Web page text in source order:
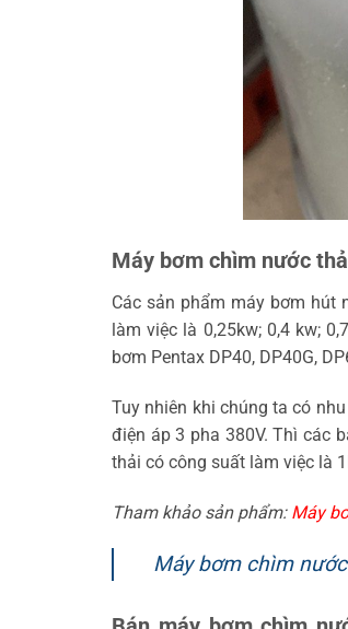
Máy bơm chìm nước
Các sản phẩm máy bơm hút
làm việc là 0,25kw; 0,4 kw;
bơm Pentax DP40, DP40G,
Tuy nhiên khi chúng ta có
điện áp 3 pha 380V. Thì các
thải có công suất làm việc là
Tham khảo sản phẩm: Máy
Máy bơm chìm